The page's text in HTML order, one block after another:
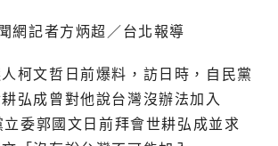
網記者方炳超／台北報導
柯文哲日前爆料，訪日時，自民黨
弘成曾對他說台灣沒辦法加入
立委郭國文日前拜會世耕弘成並求